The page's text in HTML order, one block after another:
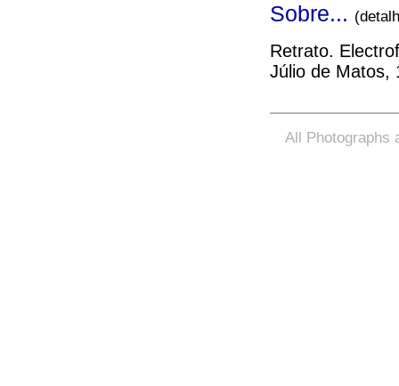
Sobre...
Retrato.
Júlio de Matos,
All Photographs